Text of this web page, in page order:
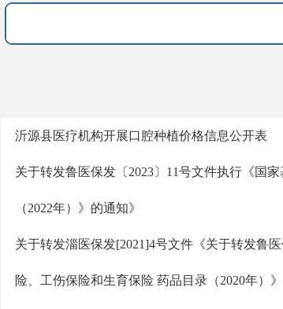
沂源县医疗机构开展口腔种植价格信息公开表
关于转发鲁医保发〔2023〕11号文件执行《国
（2022年）》的通知》
关于转发淄医保发[2021]4号文件《关于转发鲁
险、工伤保险和生育保险 药品目录（2020年）